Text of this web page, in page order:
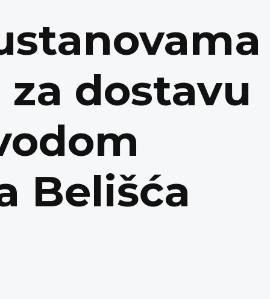
dostavu
Belišća